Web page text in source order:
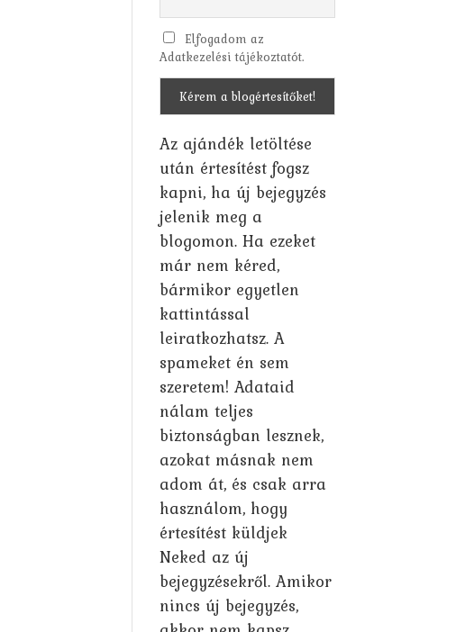
Elfogadom az
Adatkezelési tájékoztatót.
Az ajándék letöltése
után értesítést fogsz
kapni, ha új bejegyzés
jelenik meg a
blogomon. Ha ezeket
már nem kéred,
bármikor egyetlen
kattintással
leiratkozhatsz. A
spameket én sem
szeretem! Adataid
nálam teljes
biztonságban lesznek,
azokat másnak nem
adom át, és csak arra
használom, hogy
értesítést küldjek
Neked az új
bejegyzésekről. Amikor
nincs új bejegyzés,